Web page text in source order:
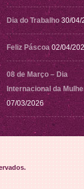
Dia do Trabalho 30/04/
Feliz Páscoa 02/04/
08 de Março – Dia
Internacional da
07/03/2026